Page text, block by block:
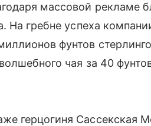
массовой рекламе
На гребне успеха
фунтов
чая за 40
герцогиня Сассекская